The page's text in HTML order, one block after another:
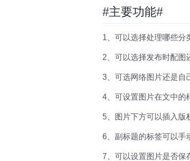
#主要功能#
1、可以选择处理哪些分
2、可以选择发布时配图
3、可选网络图片还是自
4、可设置图片在文中的
5、图片下方可以插入版
6、副标题的标签可以手
7、可以设置图片是否保